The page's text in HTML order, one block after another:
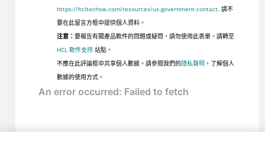
https://hcltechsw.com/resources/us-government-contact. 請不
要在此留言方框中提供個人資料。
注意： 要報告有關產品軟件的問題或疑問，請勿使用此表單。請轉至
HCL 軟件支持站點。
不應在此評論框中共享個人數據。請參閱我們的隱私聲明 ，了解個人
數據的使用方式。